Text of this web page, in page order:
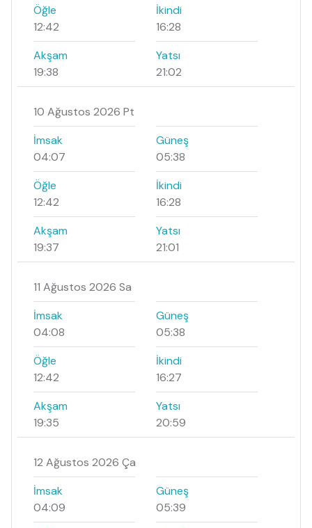
Öğle
12:42
İkindi
16:28
Akşam
19:38
Yatsı
21:02
10 Ağustos 2026 Pt
İmsak
04:07
Güneş
05:38
Öğle
12:42
İkindi
16:28
Akşam
19:37
Yatsı
21:01
11 Ağustos 2026 Sa
İmsak
04:08
Güneş
05:38
Öğle
12:42
İkindi
16:27
Akşam
19:35
Yatsı
20:59
12 Ağustos 2026 Ça
İmsak
04:09
Güneş
05:39